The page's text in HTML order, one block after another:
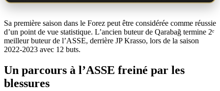
Sa première saison dans le Forez peut être considérée comme réussie
d’un point de vue statistique. L’ancien buteur de Qarabağ termine 2ᵉ
meilleur buteur de l’ASSE, derrière JP Krasso, lors de la saison
2022-2023 avec 12 buts.
Un parcours à l’ASSE freiné par les
blessures